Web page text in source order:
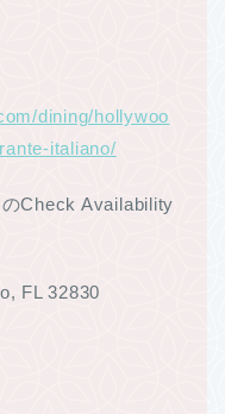
dining/hollywoo
italiano/
Check Availability
FL 32830